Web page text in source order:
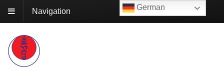
Navigation German